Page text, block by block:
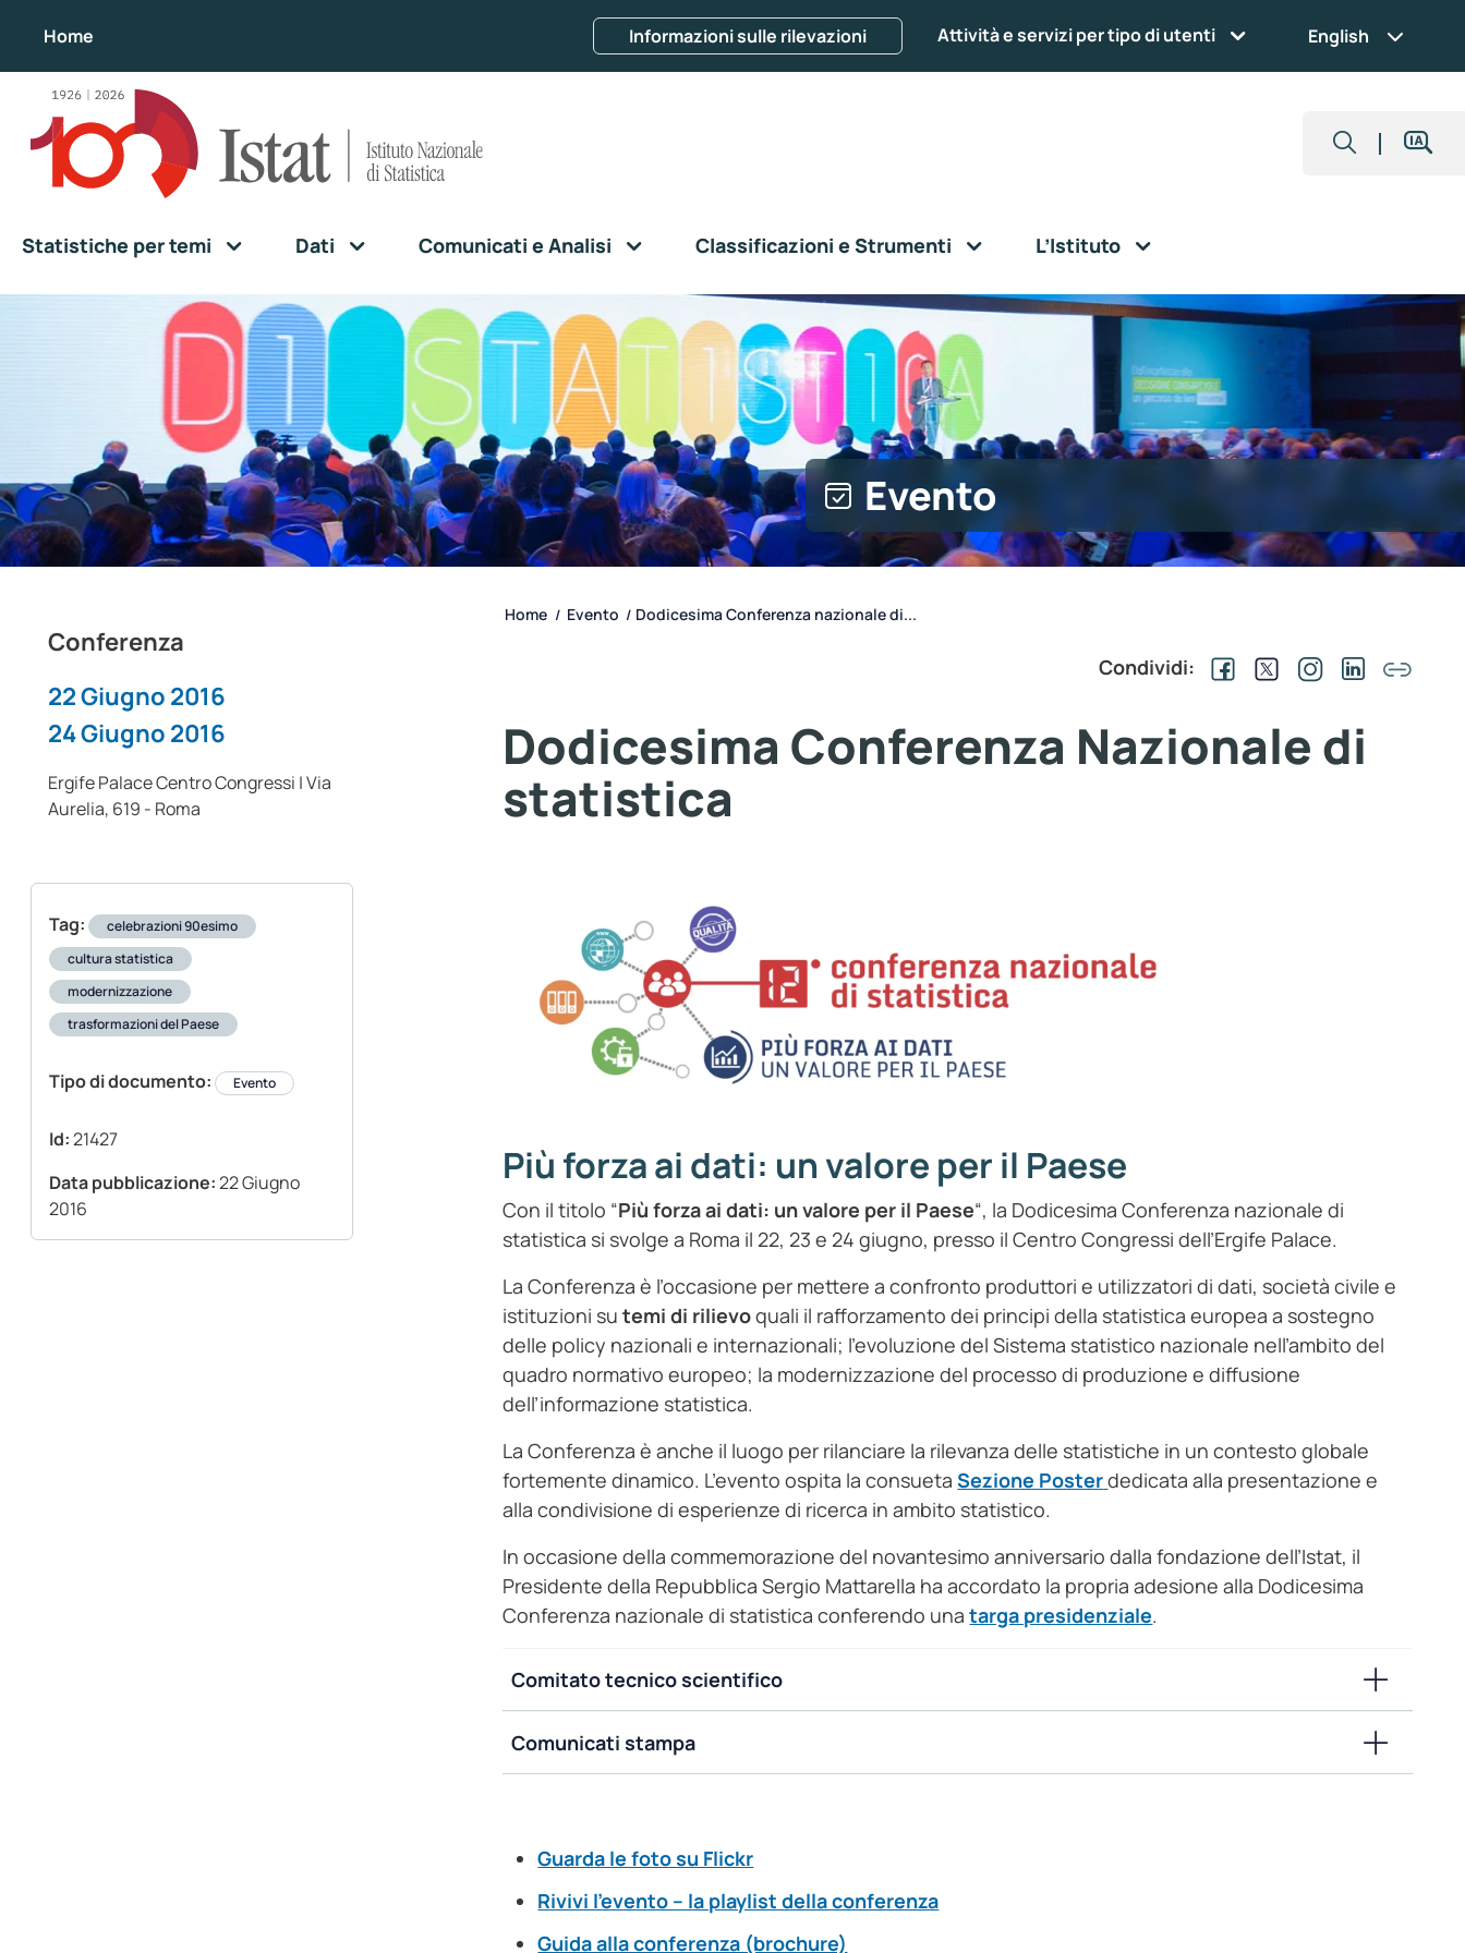
Home Informazioni sulle rilevazioni Attività e servizi per tipo di utenti English
Statistiche per temi Dati Comunicati e Analisi Classificazioni e Strumenti L’Istituto
Evento
Conferenza
22 Giugno 2016
24 Giugno 2016
Ergife Palace Centro Congressi | Via
Aurelia, 619 - Roma
Tag:
celebrazioni 90esimo
cultura statistica
modernizzazione
trasformazioni del Paese
Tipo di documento: Evento
Id:21427
Data pubblicazione:22 Giugno
2016
Home / Evento / Dodicesima Conferenza nazionale di...
Condividi:
Dodicesima Conferenza Nazionale di
statistica
Più forza ai dati: un valore per il Paese
Con il titolo “Più forza ai dati: un valore per il Paese“, la Dodicesima Conferenza nazionale di
statistica si svolge a Roma il 22, 23 e 24 giugno, presso il Centro Congressi dell’Ergife Palace.
La Conferenza è l’occasione per mettere a confronto produttori e utilizzatori di dati, società civile e
istituzioni sutemi di rilievoquali il rafforzamento dei principi della statistica europea a sostegno
delle policy nazionali e internazionali; l’evoluzione del Sistema statistico nazionale nell’ambito del
quadro normativo europeo; la modernizzazione del processo di produzione e diffusione
dell’informazione statistica.
La Conferenza è anche il luogo per rilanciare la rilevanza delle statistiche in un contesto globale
fortemente dinamico. L’evento ospita la consuetaSezione Posterdedicata alla presentazione e
alla condivisione di esperienze di ricerca in ambito statistico.
In occasione della commemorazione del novantesimo anniversario dalla fondazione dell’Istat, il
Presidente della Repubblica Sergio Mattarella ha accordato la propria adesione alla Dodicesima
Conferenza nazionale di statistica conferendo unatarga presidenziale.
Comitato tecnico scientifico
Comunicati stampa
Guarda le foto su Flickr
Rivivi l’evento – la playlist della conferenza
Guida alla conferenza (brochure)